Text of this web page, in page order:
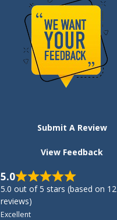
Submit A Review
View Feedback
5.0
5.0 out of 5 stars (based on 12
reviews)
Excellent